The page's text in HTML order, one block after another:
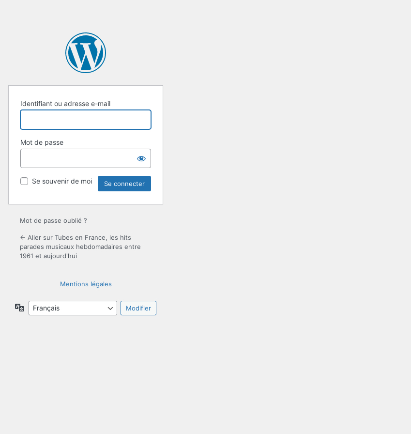
Identifiant ou adresse e-mail
Mot de passe
Se souvenir de moi
Mot de passe oublié ?
← Aller sur Tubes en France, les hits
parades musicaux hebdomadaires entre
1961 et aujourd'hui
Mentions légales
Langue